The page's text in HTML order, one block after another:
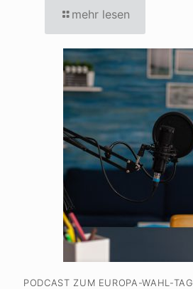
mehr lesen
PODCAST ZUM EUROPA-WAHL-TAG